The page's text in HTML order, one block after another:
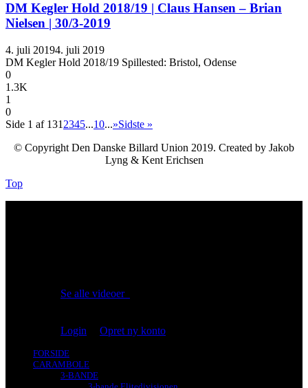
DM Kegler Hold 2018/19 | Claus Hansen – Brian
Nielsen | 30/3-2019
4. juli 20194. juli 2019
DM Kegler Hold 2018/19 Spillested: Bristol, Odense
0
1.3K
1
0
Side 1 af 131 2345...10...»Sidste »
© Copyright Den Danske Billard Union 2019. Created by Jakob
Lyng & Kent Erichsen
Top
Se alle videoer
Login
Opret ny konto
FORSIDE
CARAMBOLE
3-BANDE